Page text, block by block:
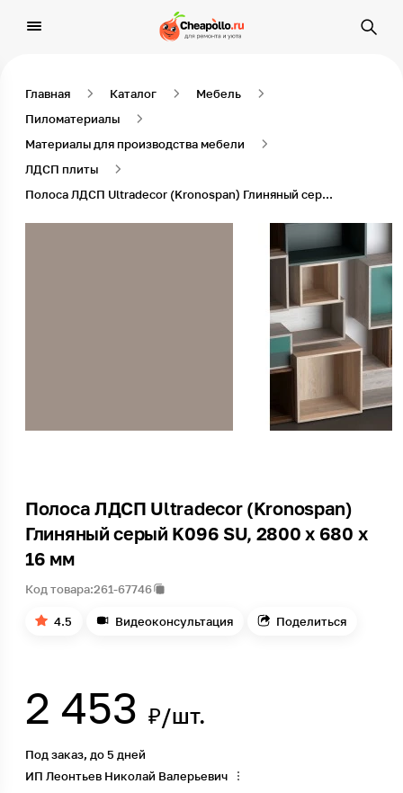
Главная Каталог
Мебель
Пиломатериалы
Материалы для производства мебели
ЛДСП плиты
Полоса ЛДСП Ultradecor (Kronospan) Глиняный серый K096 SU, 2800 x 680 x 16 мм
Полоса ЛДСП Ultradecor (Kronospan)
Глиняный серый K096 SU, 2800 x 680 x
16 мм
Код товара:261-67746
4.5 Видеоконсультация Поделиться
2 453 ₽/шт.
Под заказ, до 5 дней
ИП Леонтьев Николай Валерьевич